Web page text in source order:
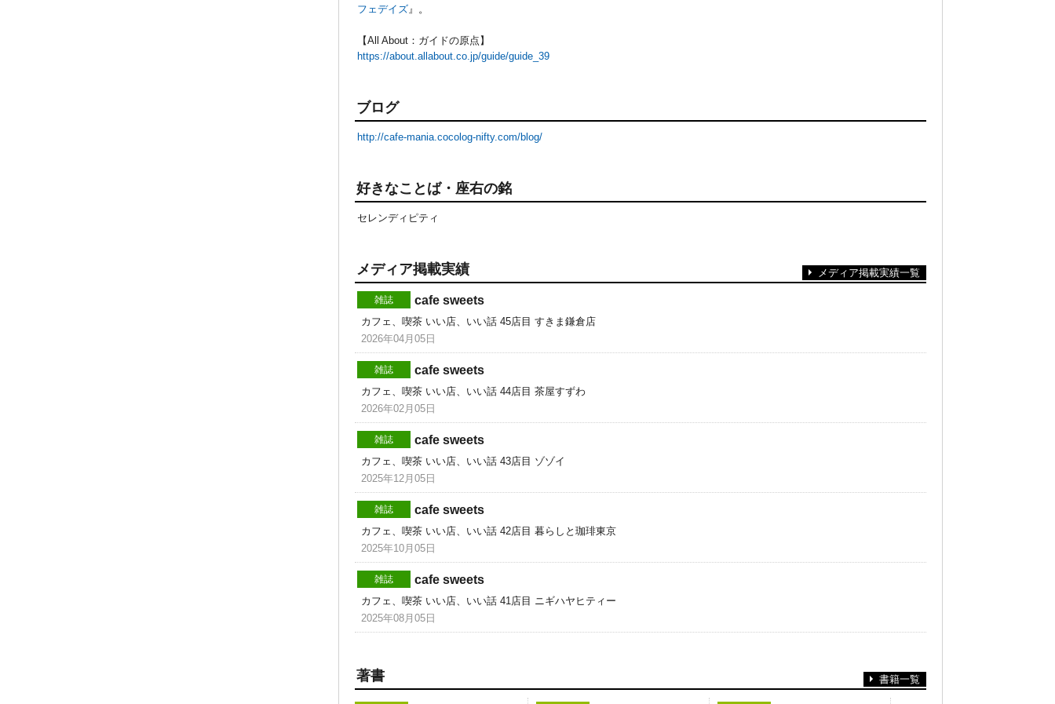
フェデイズ』。
【All About：ガイドの原点】
https://about.allabout.co.jp/guide/guide_39
ブログ
http://cafe-mania.cocolog-nifty.com/blog/
好きなことば・座右の銘
セレンディピティ
メディア掲載実績 メディア掲載実績一覧
雑誌 cafe sweets
カフェ、喫茶 いい店、いい話 45店目 すきま鎌倉店
2026年04月05日
雑誌 cafe sweets
カフェ、喫茶 いい店、いい話 44店目 茶屋すずわ
2026年02月05日
雑誌 cafe sweets
カフェ、喫茶 いい店、いい話 43店目 ゾゾイ
2025年12月05日
雑誌 cafe sweets
カフェ、喫茶 いい店、いい話 42店目 暮らしと珈琲東京
2025年10月05日
雑誌 cafe sweets
カフェ、喫茶 いい店、いい話 41店目 ニギハヤヒティー
2025年08月05日
著書 書籍一覧